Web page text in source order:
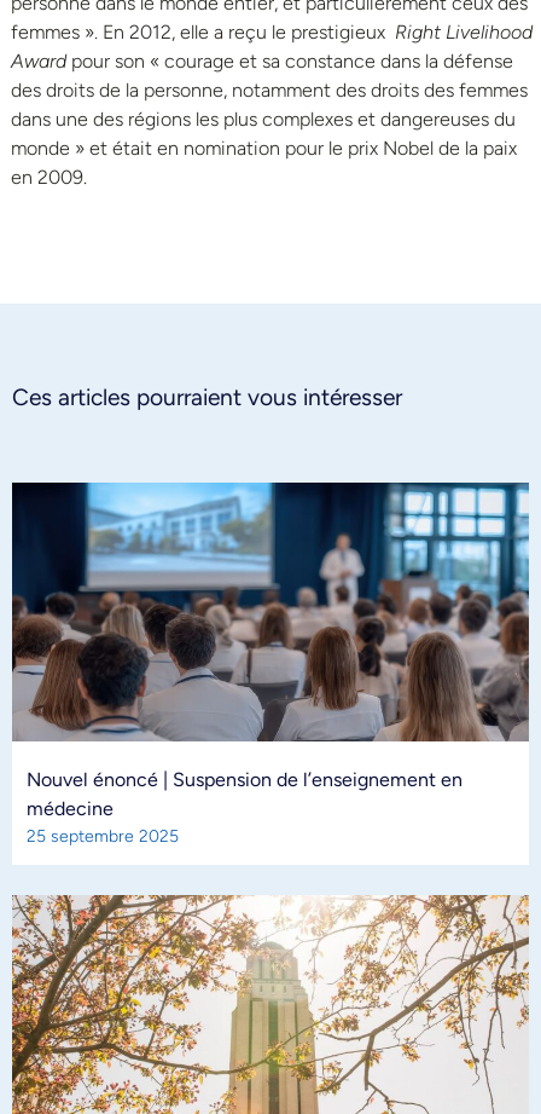
femmes ». En 2012, elle a reçu le prestigieux Right Livelihood
Awardpour son « courage et sa constance dans la défense
des droits de la personne, notamment des droits des femmes
dans une des régions les plus complexes et dangereuses du
monde » et était en nomination pour le prix Nobel de la paix
en 2009.
Ces articles pourraient vous intéresser
Nouvel énoncé | Suspension de l’enseignement en
médecine
25 septembre 2025